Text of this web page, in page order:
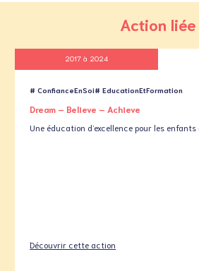
Action liée
Découvrir cette action
2017 à 2024
# ConfianceEnSoi# EducationEtFormation
Dream – Believe – Achieve
Une éducation d’excellence pour les enfants